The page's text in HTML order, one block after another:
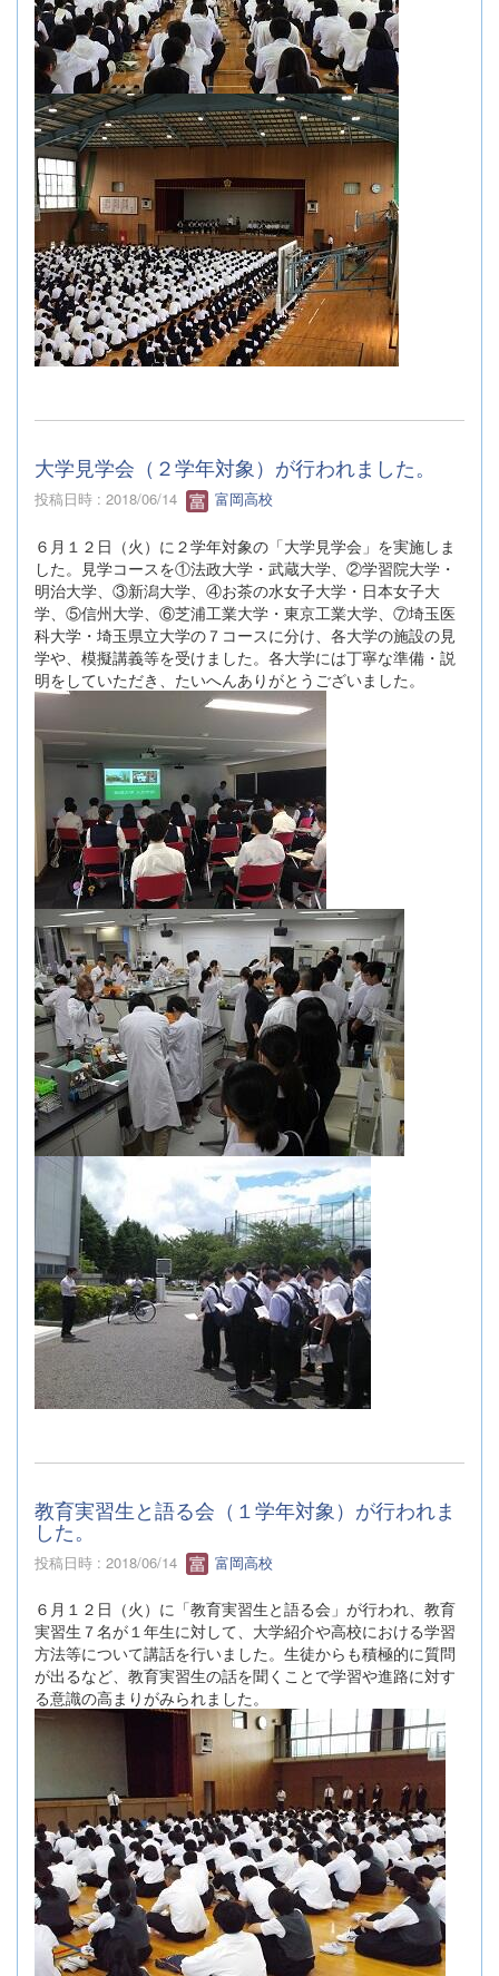
大学見学会（２学年対象）が行われました。
投稿日時 : 2018/06/14 富岡高校
６月１２日（火）に２学年対象の「大学見学会」を実施しま
した。見学コースを①法政大学・武蔵大学、②学習院大学・
明治大学、③新潟大学、④お茶の水女子大学・日本女子大
学、⑤信州大学、⑥芝浦工業大学・東京工業大学、⑦埼玉医
科大学・埼玉県立大学の７コースに分け、各大学の施設の見
学や、模擬講義等を受けました。各大学には丁寧な準備・説
明をしていただき、たいへんありがとうございました。
教育実習生と語る会（１学年対象）が行われま
した。
投稿日時 : 2018/06/14 富岡高校
６月１２日（火）に「教育実習生と語る会」が行われ、教育
実習生７名が１年生に対して、大学紹介や高校における学習
方法等について講話を行いました。生徒からも積極的に質問
が出るなど、教育実習生の話を聞くことで学習や進路に対す
る意識の高まりがみられました。